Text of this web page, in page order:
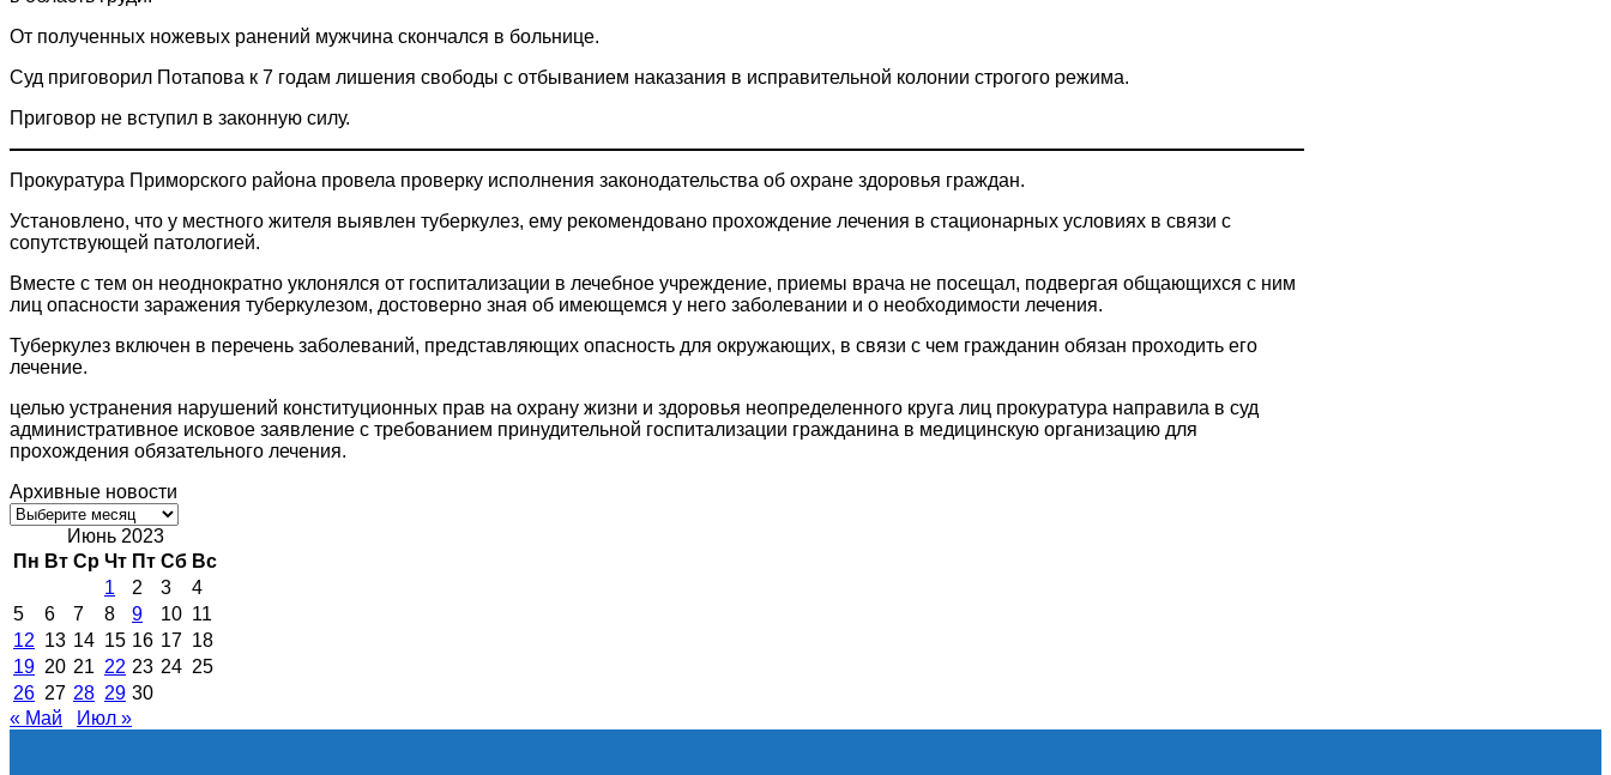
От полученных ножевых ранений мужчина скончался в больнице.
Суд приговорил Потапова к 7 годам лишения свободы с отбыванием наказания в исправительной колонии строгого режима.
Приговор не вступил в законную силу.
Прокуратура Приморского района провела проверку исполнения законодательства об охране здоровья граждан.
Установлено, что у местного жителя выявлен туберкулез, ему рекомендовано прохождение лечения в стационарных условиях в связи с
сопутствующей патологией.
Вместе с тем он неоднократно уклонялся от госпитализации в лечебное учреждение, приемы врача не посещал, подвергая общающихся с ним
лиц опасности заражения туберкулезом, достоверно зная об имеющемся у него заболевании и о необходимости лечения.
Туберкулез включен в перечень заболеваний, представляющих опасность для окружающих, в связи с чем гражданин обязан проходить его
лечение.
целью устранения нарушений конституционных прав на охрану жизни и здоровья неопределенного круга лиц прокуратура направила в суд
административное исковое заявление с требованием принудительной госпитализации гражданина в медицинскую организацию для
прохождения обязательного лечения.
Архивные новости
Архивные
новостиИюнь 2023
Пн Вт Ср Чт Пт Сб Вс
1
2 3
4
5
6 7 8 9 10 11
12 13 14 15 16 17 18
19 20 21 22 23 24 25
26 27 28 29 30
« Май
Июл »